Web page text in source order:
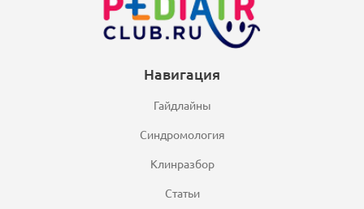
Навигация
Гайдлайны
Синдромология
Клинразбор
Статьи